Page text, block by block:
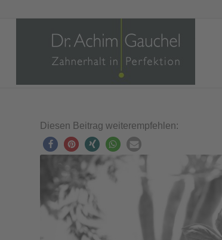
Diesen Beitrag weiterempfehlen: